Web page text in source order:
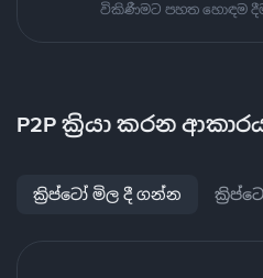
විකිණීමට පහත හොඳම
P2P ක්‍රියා කරන
ක්‍රිප්ටෝ මිල දී ගන්න